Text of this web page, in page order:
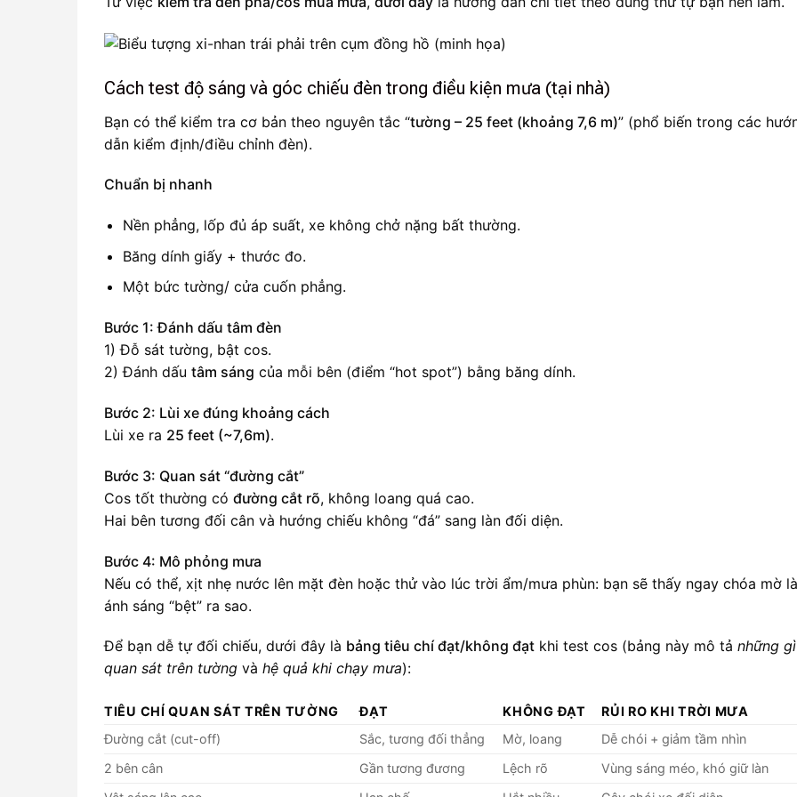
Cách test độ sáng và góc chiếu đèn trong điều kiện mưa (tại nhà)
Bạn có thể kiểm tra cơ bản theo nguyên tắc “tường – 25 feet (khoảng 7,6 m)” (phổ biến trong các
dẫn kiểm định/điều chỉnh đèn).
Chuẩn bị nhanh
Nền phẳng, lốp đủ áp suất, xe không chở nặng bất thường.
Băng dính giấy + thước đo.
Một bức tường/ cửa cuốn phẳng.
Bước 1: Đánh dấu tâm đèn
1) Đỗ sát tường, bật cos.
2) Đánh dấu tâm sáng của mỗi bên (điểm “hot spot”) bằng băng dính.
Bước 2: Lùi xe đúng khoảng cách
Lùi xe ra 25 feet (~7,6m).
Bước 3: Quan sát “đường cắt”
Cos tốt thường có đường cắt rõ, không loang quá cao.
Hai bên tương đối cân và hướng chiếu không “đá” sang làn đối diện.
Bước 4: Mô phỏng mưa
Nếu có thể, xịt nhẹ nước lên mặt đèn hoặc thử vào lúc trời ẩm/mưa phùn: bạn sẽ thấy ngay chóa mờ
ánh sáng “bệt” ra sao.
Để bạn dễ tự đối chiếu, dưới đây là bảng tiêu chí đạt/không đạt khi test cos (bảng này mô tả những
quan sát trên tường và hệ quả khi chạy mưa):
TIÊU CHÍ QUAN SÁT TRÊN TƯỜNG ĐẠT KHÔNG ĐẠT
RỦI RO KHI TRỜI MƯA
Đường cắt (cut-off)
Sắc, tương đối thẳng Mờ, loang
Dễ chói + giảm tầm nhìn
2 bên cân
Gần tương đương Lệch rõ
Vùng sáng méo, khó giữ làn